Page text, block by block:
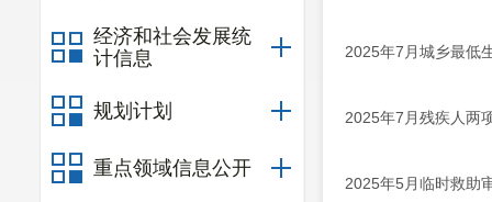
经济和社会发展统
计信息
规划计划
重点领域信息公开
2025年7月城乡最低
2025年7月残疾人两
2025年5月临时救助